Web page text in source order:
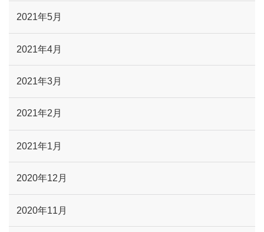
2021年5月
2021年4月
2021年3月
2021年2月
2021年1月
2020年12月
2020年11月